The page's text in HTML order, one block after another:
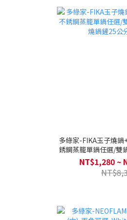
多綠家-FIKA玉子燒鍋
銹鋼蒸籠單鍋任選/雙
鍋鏟25公
NT$1,280 ~